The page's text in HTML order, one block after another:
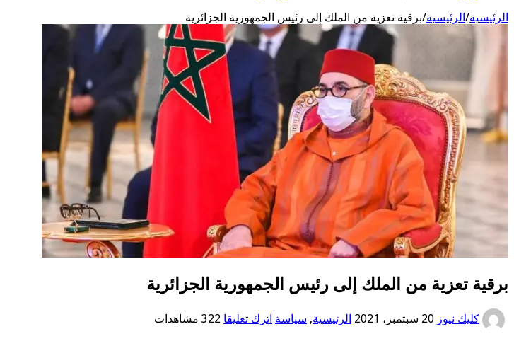
الرئيسية/الرئيسية/برقية تعزية من الملك إلى رئيس الجمهورية الجزائرية
برقية تعزية من الملك إلى رئيس الجمهورية الجزائرية
كليك نيوز 20 سبتمبر، 2021 الرئيسية, سياسة اترك تعليقا 322 مشاهدات